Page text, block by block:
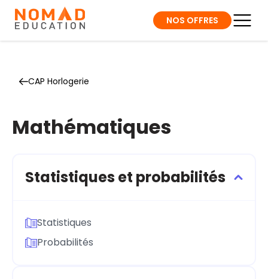
NOS OFFRES
CAP Horlogerie
Mathématiques
Statistiques et probabilités
Statistiques
Probabilités